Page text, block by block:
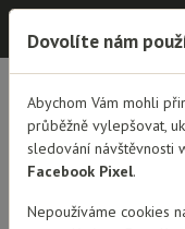
Dobrá rodina -
PŘEHLED SEMINÁŘŮ
Právní
zájemce
Dovolíte nám
Abychom Vám mohli
průběžně vylepšovat,
sledování návštěvnosti
Facebook Pixel.
Nepoužíváme cookies